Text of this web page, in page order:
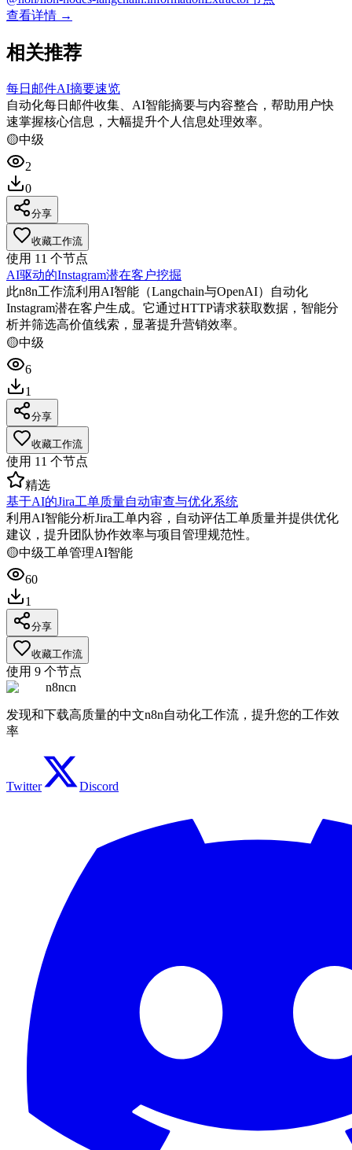
查看详情 →
相关推荐
每日邮件AI摘要速览
自动化每日邮件收集、AI智能摘要与内容整合，帮助用户快
速掌握核心信息，大幅提升个人信息处理效率。
🟡中级
2
0
分享
收藏工作流
使用 11 个节点
AI驱动的Instagram潜在客户挖掘
此n8n工作流利用AI智能（Langchain与OpenAI）自动化
Instagram潜在客户生成。它通过HTTP请求获取数据，智能分
析并筛选高价值线索，显著提升营销效率。
🟡中级
6
1
分享
收藏工作流
使用 11 个节点
精选
基于AI的Jira工单质量自动审查与优化系统
利用AI智能分析Jira工单内容，自动评估工单质量并提供优化
建议，提升团队协作效率与项目管理规范性。
🟡中级工单管理AI智能
60
1
分享
收藏工作流
使用 9 个节点
n8ncn
发现和下载高质量的中文n8n自动化工作流，提升您的工作效
率
Twitter Discord